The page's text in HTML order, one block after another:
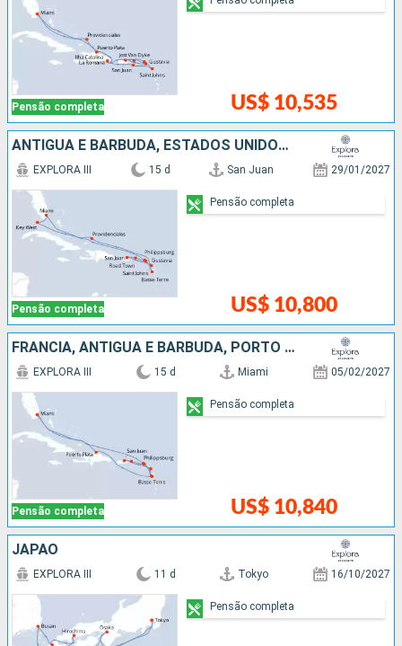
Pensão completa US$ 10,535
ANTIGUA E BARBUDA, ESTADOS UNIDOS, FRANCIA, PORTO RICO
Pensão completa
EXPLORA III 15 d San Juan 29/01/2027
US$ 10,800
Pensão completa
FRANCIA, ANTIGUA E BARBUDA, PORTO RICO, REPUBLICA DOMINICANA, ESTADOS UNIDOS
Pensão completa
EXPLORA III 15 d Miami 05/02/2027
US$ 10,840
Pensão completa
JAPÃO
EXPLORA III 11 d Tokyo 16/10/2027
Pensão completa